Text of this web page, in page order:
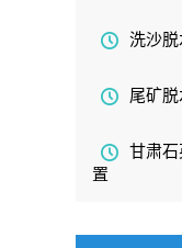
洗沙
尾矿
甘肃
置